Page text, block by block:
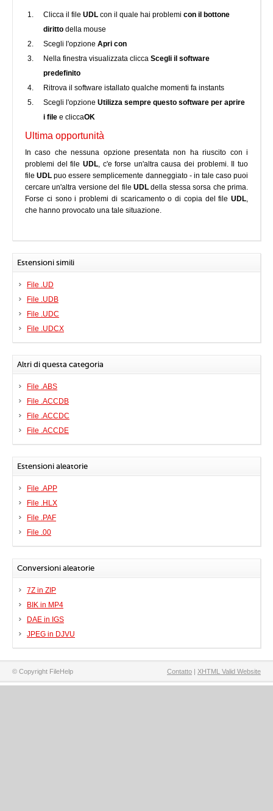
Clicca il file UDL con il quale hai problemi con il bottone
diritto della mouse
Scegli l'opzione Apri con
Nella finestra visualizzata clicca Scegli il software
predefinito
Ritrova il software istallato qualche momenti fa instants
Scegli l'opzione Utilizza sempre questo software per aprire
i file e cliccaOK
Ultima opportunità
In caso che nessuna opzione presentata non ha riuscito con i
problemi del file UDL, c'e forse un'altra causa dei problemi. Il tuo
fileUDL puo essere semplicemente danneggiato - in tale caso puoi
cercare un'altra versione del file UDL della stessa sorsa che prima.
Forse ci sono i problemi di scaricamento o di copia del file UDL,
che hanno provocato una tale situazione.
Estensioni simili
File .UD
File .UDB
File .UDC
File .UDCX
Altri di questa categoria
File .ABS
File .ACCDB
File .ACCDC
File .ACCDE
Estensioni aleatorie
File .APP
File .HLX
File .PAF
File .00
Conversioni aleatorie
7Z in ZIP
BIK in MP4
DAE in IGS
JPEG in DJVU
© Copyright FileHelp Contatto | XHTML Valid Website